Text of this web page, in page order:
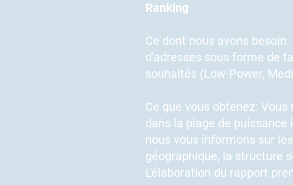
Ranking
Ce dont nous avons
d'adresses sous forme de
souhaités (Low-Power,
Ce que vous obtenez:
dans la plage de
nous vous informons sur
géographique, la structure
L'élaboration du rapport